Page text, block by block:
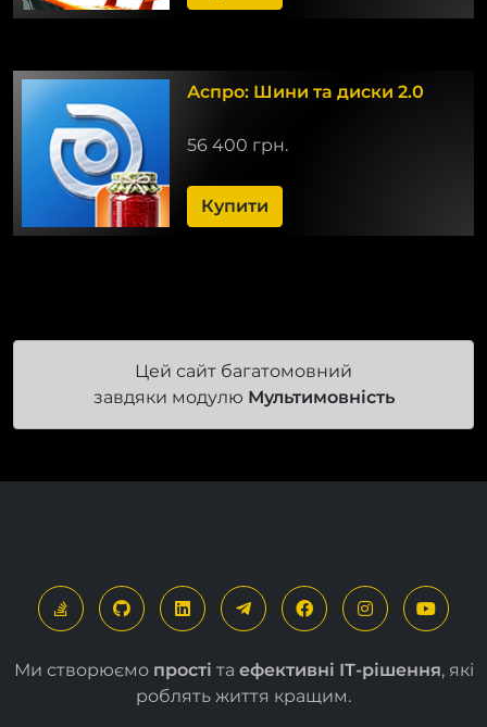
Аспро: Шини та диски 2.0
56 400 грн.
Купити
Цей сайт багатомовний
завдяки модулю Мультимовність
Ми створюємо прості та ефективні ІТ-рішення, які
роблять життя кращим.